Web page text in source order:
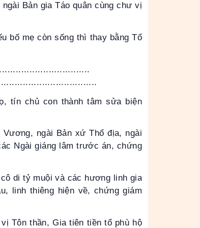
Bản gia Táo quân cùng chư vị
bố mẹ còn sống thì thay bằng Tổ
tín chủ con thành tâm sửa biện
ngài Bản xứ Thổ địa, ngài
Ngài giáng lâm trước án, chứng
di tỷ muội và các hương linh gia
linh thiêng hiện về, chứng giám
Tôn thần, Gia tiên tiền tổ phù hộ